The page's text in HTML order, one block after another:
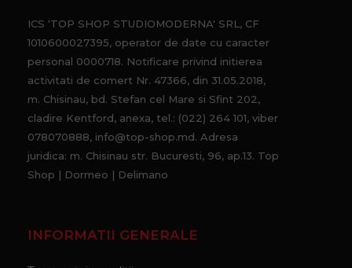
ICS 'TOP SHOP STUDIOMODERNA' SRL, CF
1010600027395, operator de date cu caracter
personal 0000718. Notificare privind initierea
activitati de comert Nr. 47366, din 31.05.2018,
m. Chisinau, bd. Stefan cel Mare si Sfint 202,
cladire Kentford, anexa, tel.: (022) 264 101, viber
078070888, info@top-shop.md. Adresa
juridica: m. Chisinau str. Bucuresti, 96, ap.13. Top
Shop | Dormeo | Delimano
INFORMATII GENERALE